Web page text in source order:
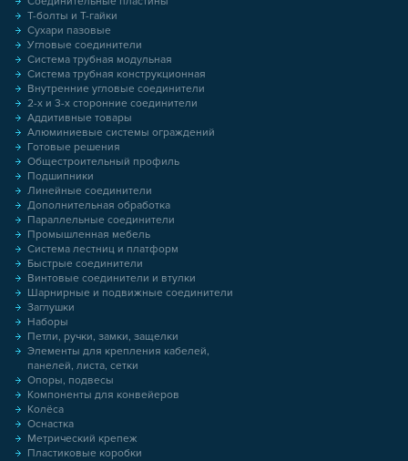
Т-болты и Т-гайки
Сухари пазовые
Угловые соединители
Система трубная модульная
Система трубная конструкционная
Внутренние угловые соединители
2-х и 3-х сторонние соединители
Аддитивные товары
Алюминиевые системы ограждений
Готовые решения
Общестроительный профиль
Подшипники
Линейные соединители
Дополнительная обработка
Параллельные соединители
Промышленная мебель
Система лестниц и платформ
Быстрые соединители
Винтовые соединители и втулки
Шарнирные и подвижные соединители
Заглушки
Наборы
Петли, ручки, замки, защелки
Элементы для крепления кабелей,
панелей, листа, сетки
Опоры, подвесы
Компоненты для конвейеров
Колёса
Оснастка
Метрический крепеж
Пластиковые коробки